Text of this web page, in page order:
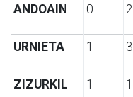
ANDOAIN 0 2
URNIETA 1 3
ZIZURKIL 1 1